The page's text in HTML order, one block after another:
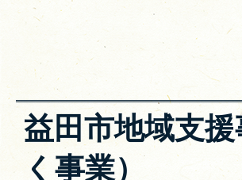
益田市地域支
く事業）